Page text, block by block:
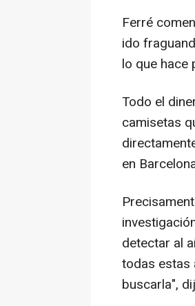
Ferré
ido
lo que hace
Todo el
camisetas
en
detectar al
todas estas
buscarla",